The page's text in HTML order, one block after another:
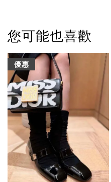
您可能也喜歡
優惠